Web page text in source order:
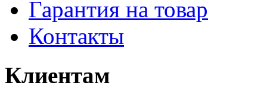
Гарантия на товар
Контакты
Клиентам